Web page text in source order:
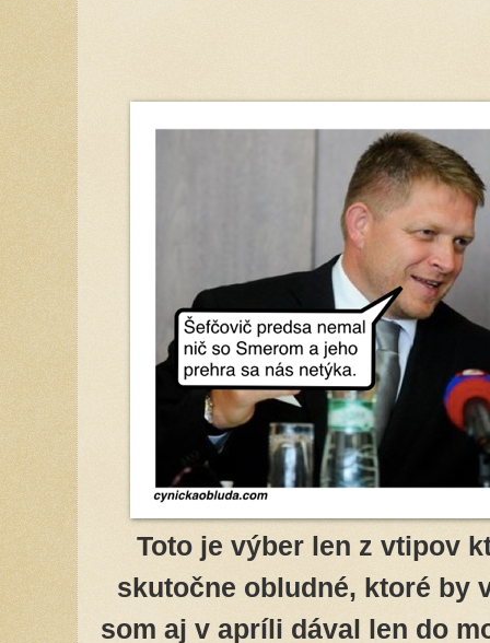
Toto je výber len z vtipov
skutočne obludné, ktoré by
som aj v apríli dával len do